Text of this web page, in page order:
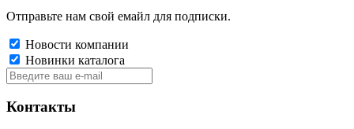
Отправьте нам свой емайл для подписки.
Новости компании
Новинки каталога
Контакты